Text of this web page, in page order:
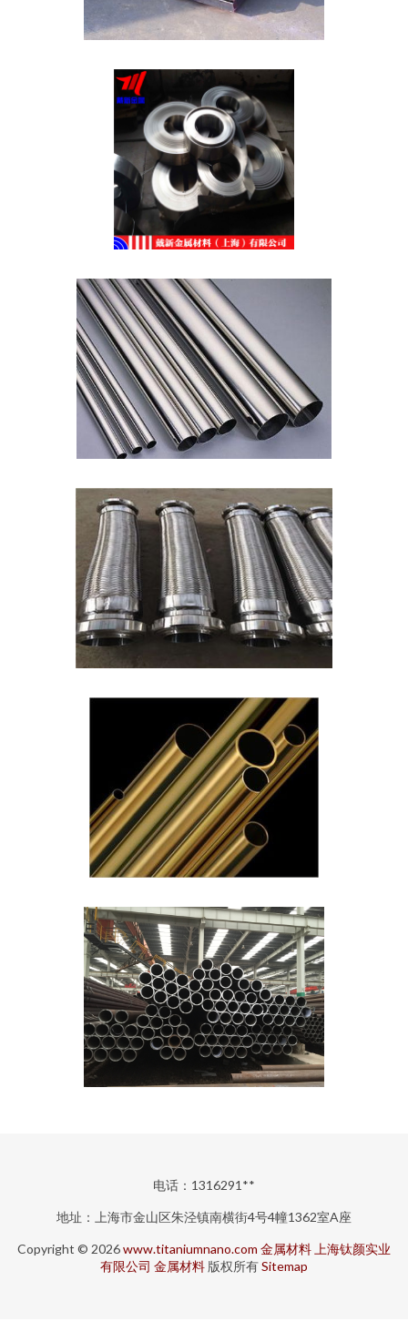
电话：1316291**
地址：上海市金山区朱泾镇南横街4号4幢1362室A座
Copyright © 2026www.titaniumnano.com 金属材料 上海钛颜实业
有限公司 金属材料 版权所有Sitemap